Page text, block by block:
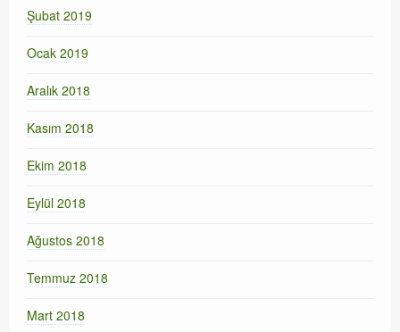
Şubat 2019
Ocak 2019
Aralık 2018
Kasım 2018
Ekim 2018
Eylül 2018
Ağustos 2018
Temmuz 2018
Mart 2018